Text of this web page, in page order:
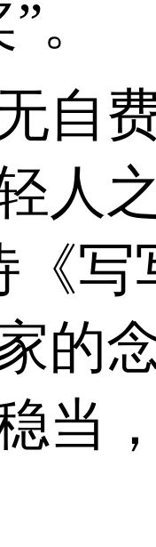
。
费
人
《
的
当